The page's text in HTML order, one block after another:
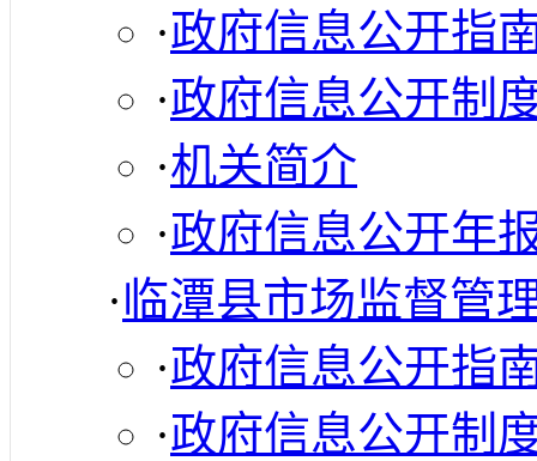
·政府信息公开指
·政府信息公开制
·机关简介
·政府信息公开年
·临潭县市场监督管
·政府信息公开指
·政府信息公开制